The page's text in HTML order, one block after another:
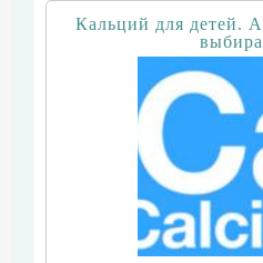
Кальций для детей.